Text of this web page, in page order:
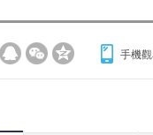
手機